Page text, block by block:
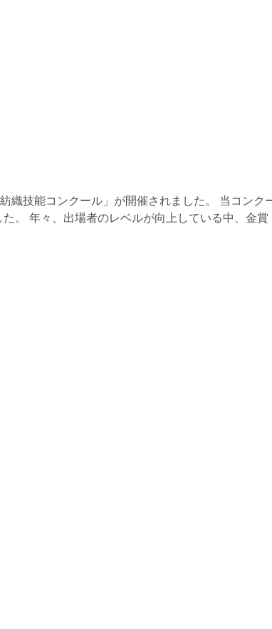
織技能コンクール」が開催されました。 当コン
。 年々、出場者のレベルが向上している中、金